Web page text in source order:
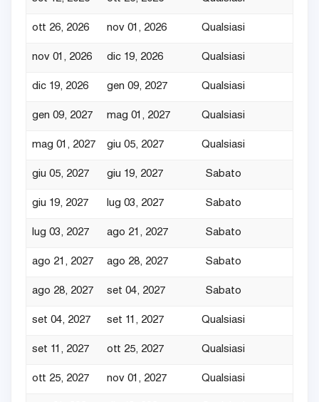
ott 26, 2026 nov 01, 2026 Qualsiasi
nov 01, 2026 dic 19, 2026 Qualsiasi
dic 19, 2026 gen 09, 2027 Qualsiasi
gen 09, 2027 mag 01, 2027 Qualsiasi
mag 01, 2027 giu 05, 2027 Qualsiasi
giu 05, 2027 giu 19, 2027 Sabato
giu 19, 2027 lug 03, 2027 Sabato
lug 03, 2027 ago 21, 2027 Sabato
ago 21, 2027 ago 28, 2027 Sabato
ago 28, 2027 set 04, 2027 Sabato
set 04, 2027 set 11, 2027 Qualsiasi
set 11, 2027 ott 25, 2027 Qualsiasi
ott 25, 2027 nov 01, 2027 Qualsiasi